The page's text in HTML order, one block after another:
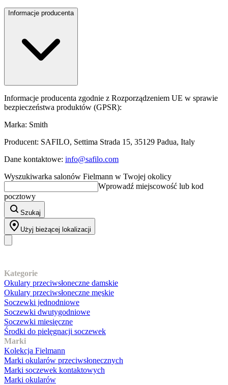
Informacje producenta
Informacje producenta zgodnie z Rozporządzeniem UE w sprawie
bezpieczeństwa produktów (GPSR):
Marka: Smith
Producent: SAFILO, Settima Strada 15, 35129 Padua, Italy
Dane kontaktowe: info@safilo.com
Wyszukiwarka salonów Fielmann w Twojej okolicy
Wprowadź miejscowość lub kod
pocztowy
Szukaj
Użyj bieżącej lokalizacji
Kategorie
Okulary przeciwsłoneczne damskie
Okulary przeciwsłoneczne męskie
Soczewki jednodniowe
Soczewki dwutygodniowe
Soczewki miesięczne
Środki do pielęgnacji soczewek
Marki
Kolekcja Fielmann
Marki okularów przeciwsłonecznych
Marki soczewek kontaktowych
Marki okularów